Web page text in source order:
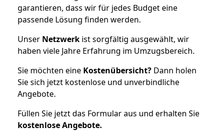
garantieren, dass wir für jedes Budget eine
passende Lösung finden werden.
Unser Netzwerk ist sorgfältig ausgewählt, wir
haben viele Jahre Erfahrung im Umzugsbereich.
Sie möchten eine Kostenübersicht? Dann holen
Sie sich jetzt kostenlose und unverbindliche
Angebote.
Füllen Sie jetzt das Formular aus und erhalten Sie
kostenloseAngebote.